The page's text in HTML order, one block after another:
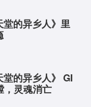
堂的异乡人》里
堂的异乡人》 GI
，灵魂消亡